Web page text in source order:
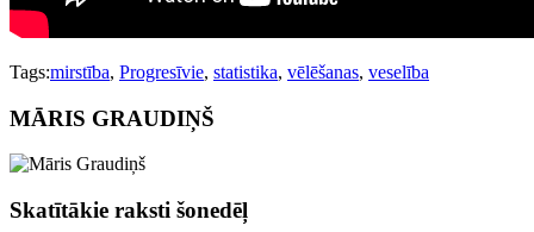
Tags:mirstība, Progresīvie, statistika, vēlēšanas, veselība
MĀRIS GRAUDIŅŠ
Skatītākie raksti šonedēļ